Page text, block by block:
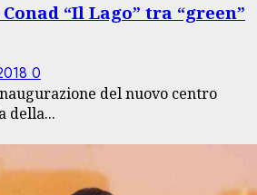
“Il Lago” tra “green”
0
del nuovo centro
della...